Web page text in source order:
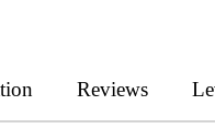
Reviews